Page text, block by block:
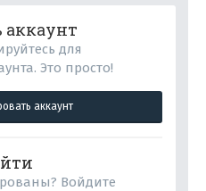
аккаунт
для
Это просто!
аккаунт
Войдите